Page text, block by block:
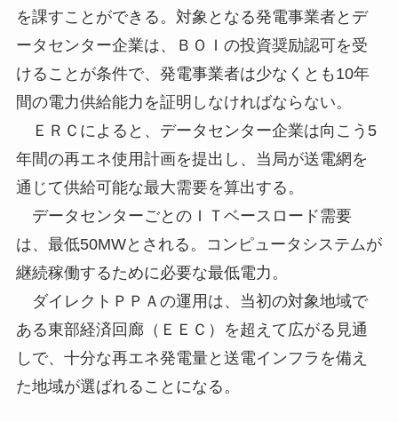
を課すことができる。対象となる発電事業者とデ
ータセンター企業は、ＢＯＩの投資奨励認可を受
けることが条件で、発電事業者は少なくとも10年
間の電力供給能力を証明しなければならない。
ＥＲＣによると、データセンター企業は向こう5
年間の再エネ使用計画を提出し、当局が送電網を
通じて供給可能な最大需要を算出する。
データセンターごとのＩＴベースロード需要
は、最低50MWとされる。コンピュータシステムが
継続稼働するために必要な最低電力。
ダイレクトＰＰＡの運用は、当初の対象地域で
ある東部経済回廊（ＥＥＣ）を超えて広がる見通
しで、十分な再エネ発電量と送電インフラを備え
た地域が選ばれることになる。